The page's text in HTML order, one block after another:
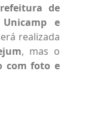
de
e
realizada
, mas o
com foto e